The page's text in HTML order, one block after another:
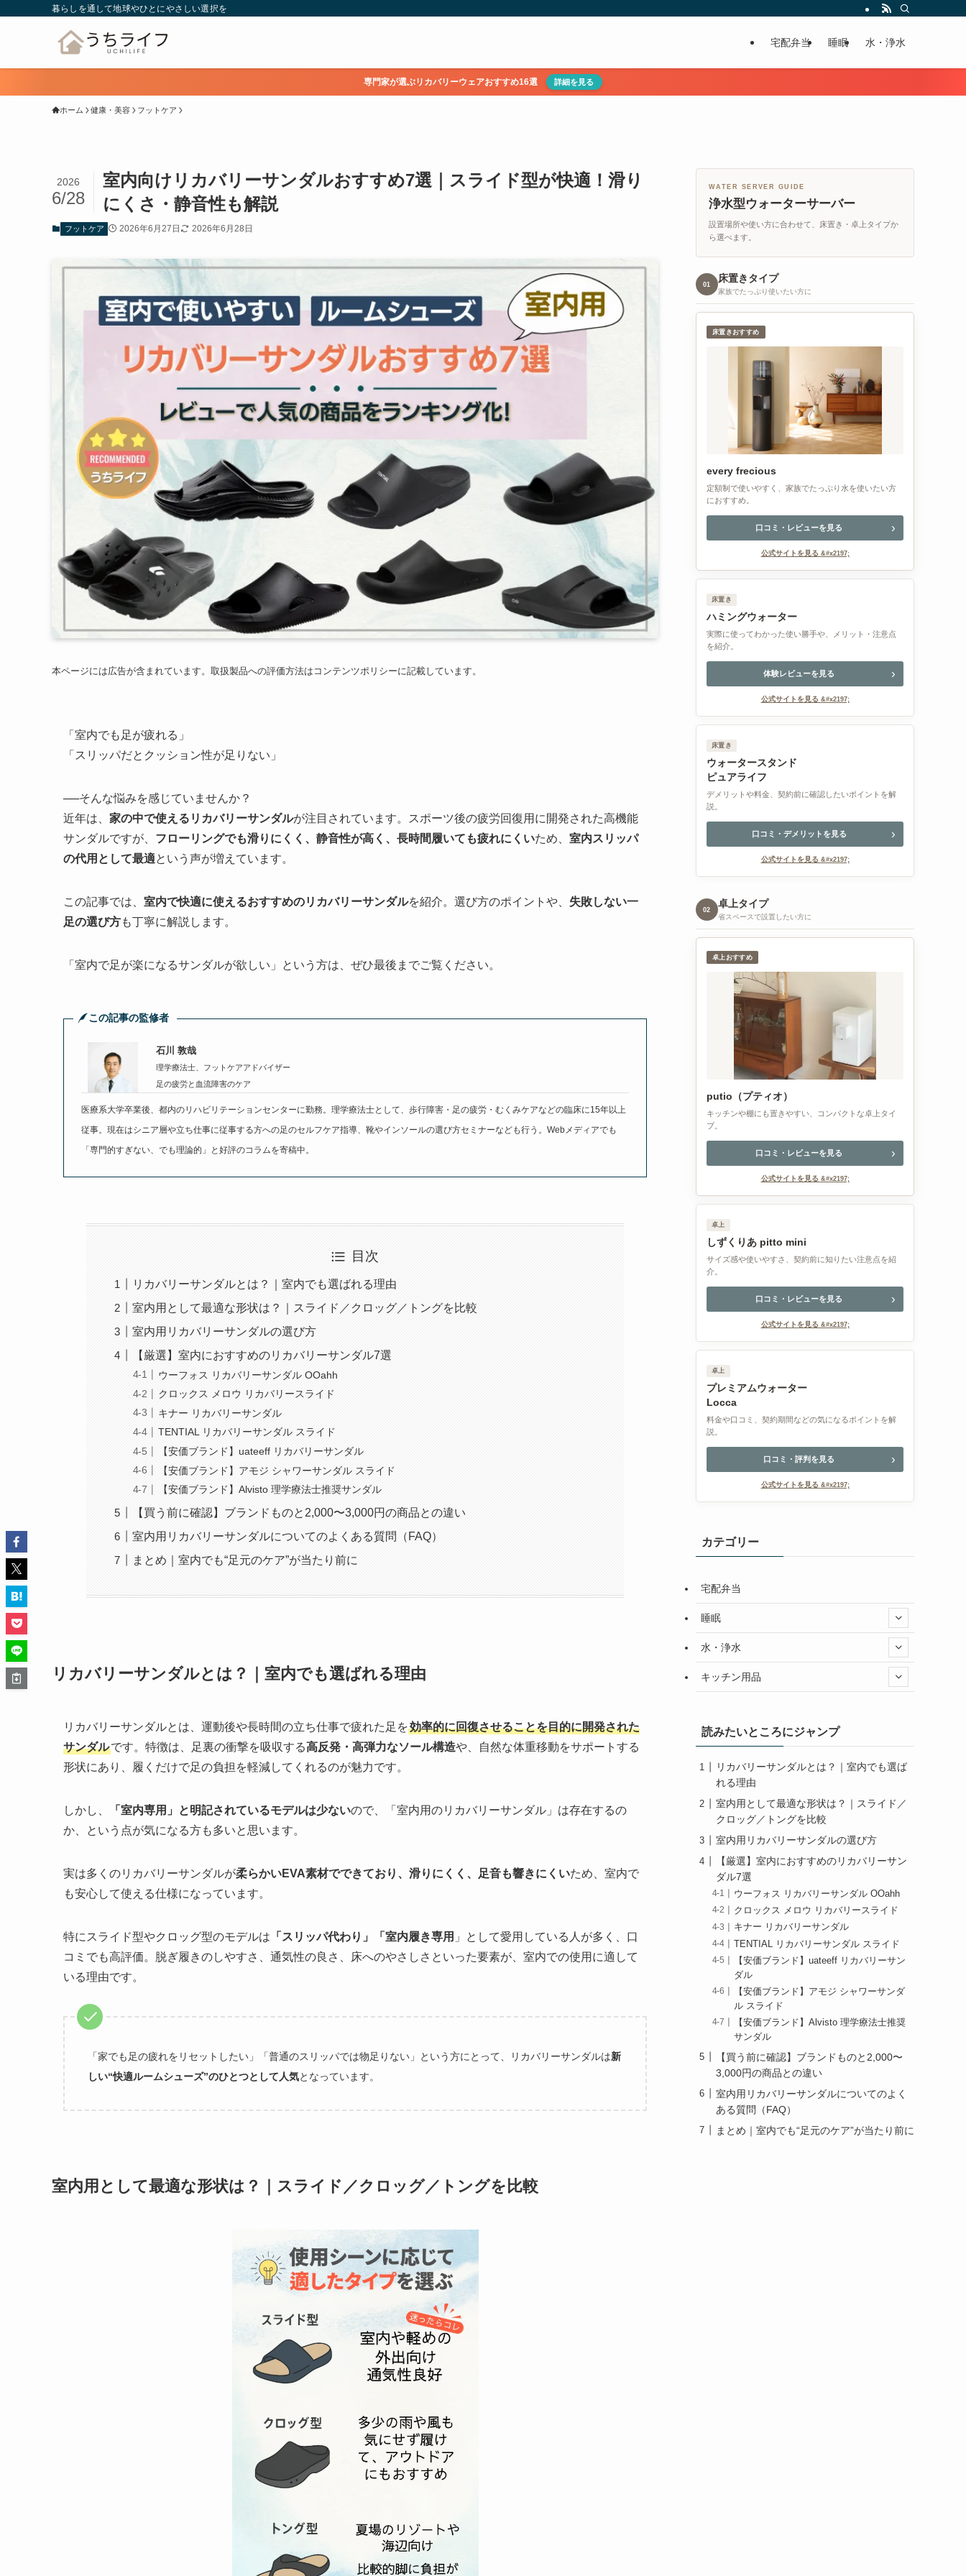
暮らしを通して地球やひとにやさしい選択を
宅配弁当 睡眠 水・浄水
専門家が選ぶリカバリーウェアおすすめ16選 詳細を見る
ホーム 健康・美容 フットケア
室内向けリカバリーサンダルおすすめ7選｜スライド型が快適！滑り
にくさ・静音性も解説
2026
6/28
フットケア 2026年6月27日 2026年6月28日
本ページには広告が含まれています。取扱製品への評価方法はコンテンツポリシーに記載しています。
「室内でも足が疲れる」
「スリッパだとクッション性が足りない」
──そんな悩みを感じていませんか？
近年は、 家の中で使えるリカバリーサンダルが注目されています。スポーツ後の疲労回復用に開発された高機能
サンダルですが、 フローリングでも滑りにくく、静音性が高く、長時間履いても疲れにくいため、 室内スリッパ
の代用として最適という声が増えています。
この記事では、 室内で快適に使えるおすすめのリカバリーサンダルを紹介。選び方のポイントや、 失敗しない一
足の選び方も丁寧に解説します。
「室内で足が楽になるサンダルが欲しい」という方は、ぜひ最後までご覧ください。
この記事の監修者
石川 敦哉
理学療法士、フットケアアドバイザー
足の疲労と血流障害のケア
医療系大学卒業後、都内のリハビリテーションセンターに勤務。理学療法士として、歩行障害・足の疲労・むくみケアなどの臨床に15年以上
従事。現在はシニア層や立ち仕事に従事する方への足のセルフケア指導、靴やインソールの選び方セミナーなども行う。Webメディアでも
「専門的すぎない、でも理論的」と好評のコラムを寄稿中。
目次
リカバリーサンダルとは？｜室内でも選ばれる理由
室内用として最適な形状は？｜スライド／クロッグ／トングを比較
室内用リカバリーサンダルの選び方
【厳選】室内におすすめのリカバリーサンダル7選
ウーフォス リカバリーサンダル OOahh
クロックス メロウ リカバリースライド
キナー リカバリーサンダル
TENTIAL リカバリーサンダル スライド
【安価ブランド】uateeff リカバリーサンダル
【安価ブランド】アモジ シャワーサンダル スライド
【安価ブランド】Alvisto 理学療法士推奨サンダル
【買う前に確認】ブランドものと2,000〜3,000円の商品との違い
室内用リカバリーサンダルについてのよくある質問（FAQ）
まとめ｜室内でも“足元のケア”が当たり前に
リカバリーサンダルとは？｜室内でも選ばれる理由
リカバリーサンダルとは、運動後や長時間の立ち仕事で疲れた足を効率的に回復させることを目的に開発された
サンダルです。特徴は、足裏の衝撃を吸収する高反発・高弾力なソール構造や、自然な体重移動をサポートする
形状にあり、履くだけで足の負担を軽減してくれるのが魅力です。
しかし、 「室内専用」と明記されているモデルは少ないので、「室内用のリカバリーサンダル」は存在するの
か、という点が気になる方も多いと思います。
実は多くのリカバリーサンダルが柔らかいEVA素材でできており、滑りにくく、足音も響きにくいため、室内で
も安心して使える仕様になっています。
特にスライド型やクロッグ型のモデルは 「スリッパ代わり」「室内履き専用 」として愛用している人が多く、口
コミでも高評価。脱ぎ履きのしやすさ、通気性の良さ、床へのやさしさといった要素が、室内での使用に適して
いる理由です。
「家でも足の疲れをリセットしたい」「普通のスリッパでは物足りない」という方にとって、リカバリーサンダルは新
しい“快適ルームシューズ”のひとつとして人気となっています。
室内用として最適な形状は？｜スライド／クロッグ／トングを比較
WATER SERVER GUIDE
浄水型ウォーターサーバー
設置場所や使い方に合わせて、床置き・卓上タイプか
ら選べます。
01
床置きタイプ
家族でたっぷり使いたい方に
床置きおすすめ
every frecious
定額制で使いやすく、家族でたっぷり水を使いたい方
におすすめ。
口コミ・レビューを見る
公式サイトを見る
床置き
ハミングウォーター
実際に使ってわかった使い勝手や、メリット・注意点
を紹介。
体験レビューを見る
公式サイトを見る
床置き
ウォータースタンド
ピュアライフ
デメリットや料金、契約前に確認したいポイントを解
説。
口コミ・デメリットを見る
公式サイトを見る
02
卓上タイプ
省スペースで設置したい方に
卓上おすすめ
putio（プティオ）
キッチンや棚にも置きやすい、コンパクトな卓上タイ
プ。
口コミ・レビューを見る
公式サイトを見る
卓上
しずくりあ pitto mini
サイズ感や使いやすさ、契約前に知りたい注意点を紹
介。
口コミ・レビューを見る
公式サイトを見る
卓上
プレミアムウォーター
Locca
料金や口コミ、契約期間などの気になるポイントを解
説。
口コミ・評判を見る
公式サイトを見る
カテゴリー
宅配弁当
睡眠
水・浄水
キッチン用品
読みたいところにジャンプ
リカバリーサンダルとは？｜室内でも選ば
れる理由
室内用として最適な形状は？｜スライド／
クロッグ／トングを比較
室内用リカバリーサンダルの選び方
【厳選】室内におすすめのリカバリーサン
ダル7選
ウーフォス リカバリーサンダル OOahh
クロックス メロウ リカバリースライド
キナー リカバリーサンダル
TENTIAL リカバリーサンダル スライド
【安価ブランド】uateeff リカバリーサン
ダル
【安価ブランド】アモジ シャワーサンダ
ル スライド
【安価ブランド】Alvisto 理学療法士推奨
サンダル
【買う前に確認】ブランドものと2,000〜
3,000円の商品との違い
室内用リカバリーサンダルについてのよく
ある質問（FAQ）
まとめ｜室内でも“足元のケア”が当たり前に